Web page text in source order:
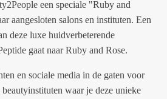
een speciale "Ruby and
aangesloten salons en instituten. Een
deze luxe huidverbeterende
gaat naar Ruby and Rose.
en sociale media in de gaten voor
waar je deze unieke